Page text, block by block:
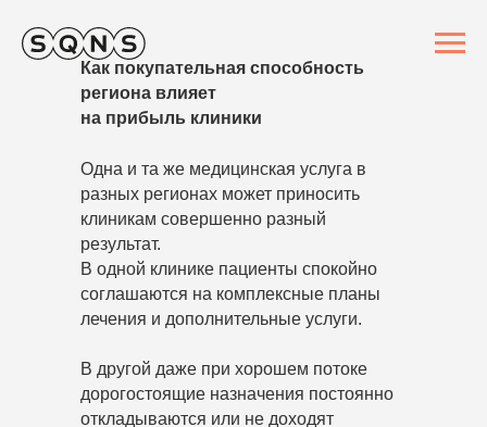
Одна и та же медицинская услуга в
разных регионах может приносить
клиникам совершенно разный
результат.
В одной клинике пациенты спокойно
соглашаются на комплексные планы
лечения и дополнительные услуги.
В другой даже при хорошем потоке
дорогостоящие назначения постоянно
откладываются или не доходят
Как покупательная способность
региона влияет
на прибыль клиники